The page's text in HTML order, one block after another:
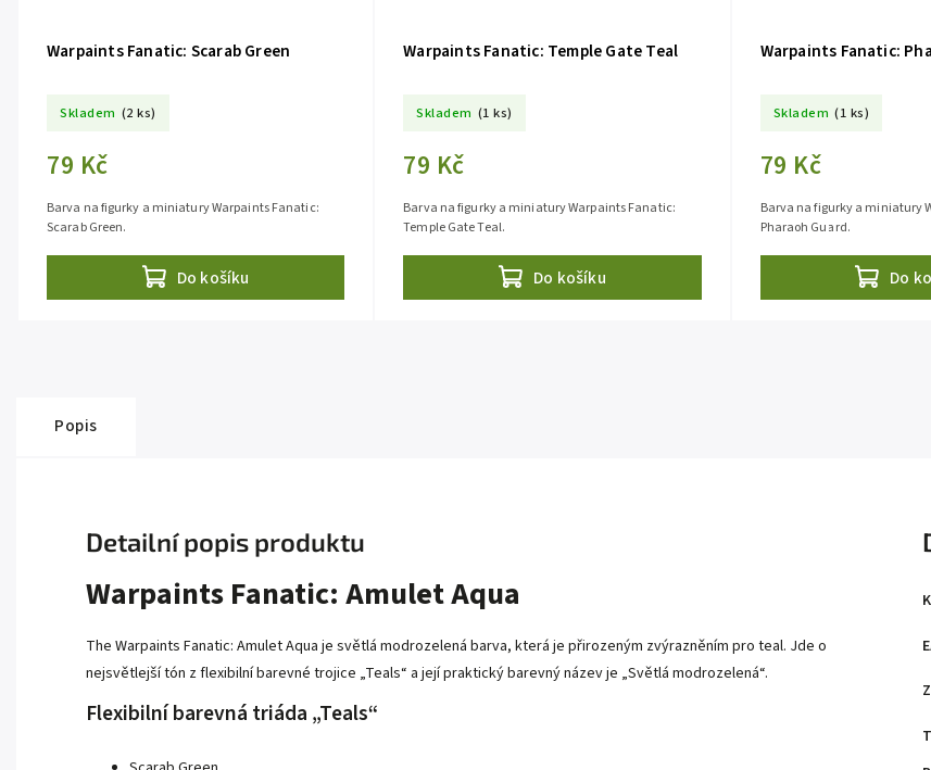
Warpaints Fanatic: Scarab Green
Skladem (2 ks)
79 Kč
Do košíku
Barva na figurky a miniatury Warpaints Fanatic:
Scarab Green.
Warpaints Fanatic: Temple Gate Teal
Skladem (1 ks)
79 Kč
Do košíku
Barva na figurky a miniatury Warpaints Fanatic:
Temple Gate Teal.
Warpaints Fanatic:
Skladem (1 ks)
79 Kč
Do
Barva na figurky a miniatury
Pharaoh Guard.
Popis
Detailní popis produktu
Warpaints Fanatic: Amulet Aqua
The Warpaints Fanatic: Amulet Aqua je světlá modrozelená barva, která je přirozeným zvýrazněním pro teal. Jde o
nejsvětlejší tón z flexibilní barevné trojice „Teals“ a její praktický barevný název je „Světlá modrozelená“.
Flexibilní barevná triáda „Teals“